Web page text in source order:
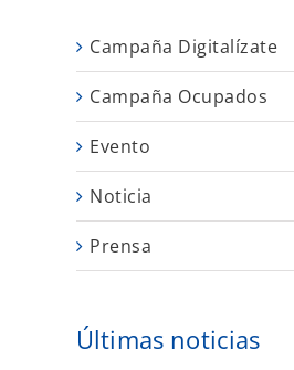
Campaña Digitalízate
Campaña Ocupados
Evento
Noticia
Prensa
Últimas noticias